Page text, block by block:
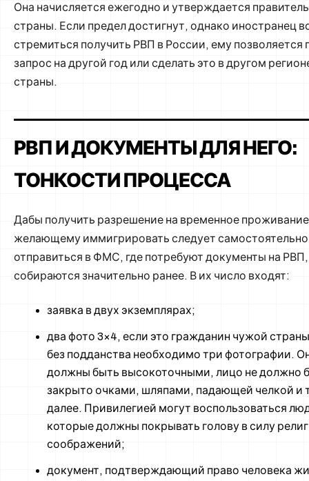
Она начисляется ежегодно и утверждается
страны. Если предел достигнут, однако иностранец
стремиться получить РВП в России, ему позволяется
запрос на другой год или сделать это в другом
страны.
РВП И ДОКУМЕНТЫ ДЛЯ НЕГО:
ТОНКОСТИ ПРОЦЕССА
Дабы получить разрешение на временное
желающему иммигрировать следует самостоятельно
отправиться в ФМС, где потребуют документы на
собираются значительно ранее. В их число входят:
заявка в двух экземплярах;
два фото 3×4, если это гражданин чужой
без подданства необходимо три фотографии.
должны быть высокоточными, лицо не должно
закрыто очками, шляпами, падающей челкой и
далее. Привилегией могут воспользоваться
которые должны покрывать голову в силу
соображений;
документ, подтверждающий право человека